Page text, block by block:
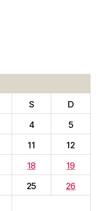
S
D
4
5
11
12
18
19
25
26